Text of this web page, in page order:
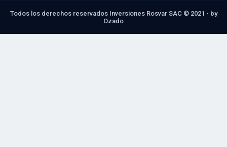
Todos los derechos reservados Inversiones Rosvar SAC © 2021 - by
Ozado